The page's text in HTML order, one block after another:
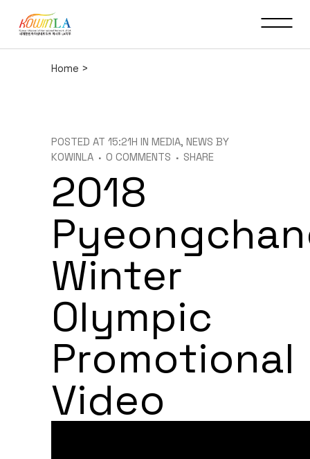
Home >
2018
Winter
Olympic
Promotional
Video
POSTED AT 15:21H IN MEDIA, NEWS BY
KOWINLA
0 COMMENTS SHARE